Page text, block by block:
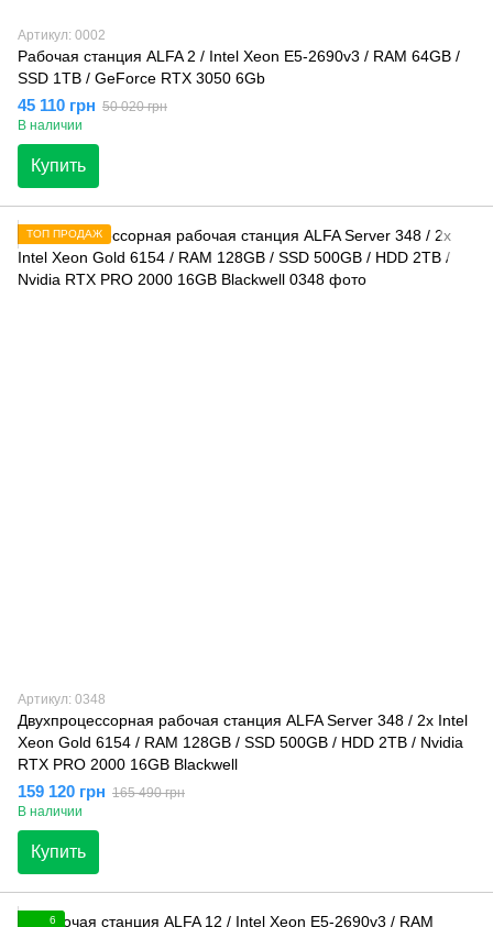
Артикул: 0002
Рабочая станция ALFA 2 / Intel Xeon E5-2690v3 / RAM 64GB /
SSD 1TB / GeForce RTX 3050 6Gb
45 110 грн 50 020 грн
В наличии
Купить
ТОП ПРОДАЖ
Артикул: 0348
Двухпроцессорная рабочая станция ALFA Server 348 / 2x Intel
Xeon Gold 6154 / RAM 128GB / SSD 500GB / HDD 2TB / Nvidia
RTX PRO 2000 16GB Blackwell
159 120 грн 165 490 грн
В наличии
Купить
6